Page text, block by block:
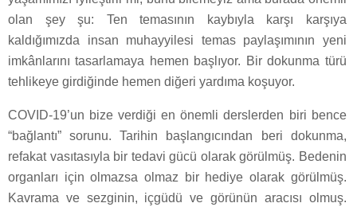
olan şey şu: Ten temasının kaybıyla karşı karşıya
kaldığımızda insan muhayyilesi temas paylaşımının yeni
imkânlarını tasarlamaya hemen başlıyor. Bir dokunma türü
tehlikeye girdiğinde hemen diğeri yardıma koşuyor.
COVID-19’un bize verdiği en önemli derslerden biri bence
“bağlantı” sorunu. Tarihin başlangıcından beri dokunma,
refakat vasıtasıyla bir tedavi gücü olarak görülmüş. Bedenin
organları için olmazsa olmaz bir hediye olarak görülmüş.
Kavrama ve sezginin, içgüdü ve görünün aracısı olmuş.